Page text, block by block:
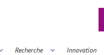
Recherche Innovation